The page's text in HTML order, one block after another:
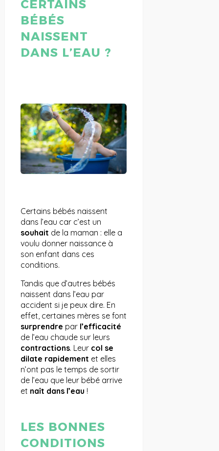
CERTAINS
BÉBÉS
NAISSENT
DANS L’EAU ?
Certains bébés naissent
dans l’eau car c’est un
souhait de la maman : elle a
voulu donner naissance à
son enfant dans ces
conditions.
Tandis que d’autres bébés
naissent dans l’eau par
accident si je peux dire. En
effet, certaines mères se font
surprendre par l’efficacité
de l’eau chaude sur leurs
contractions. Leur col se
dilate rapidement et elles
n’ont pas le temps de sortir
de l’eau que leur bébé arrive
et naît dans l’eau !
LES BONNES
CONDITIONS